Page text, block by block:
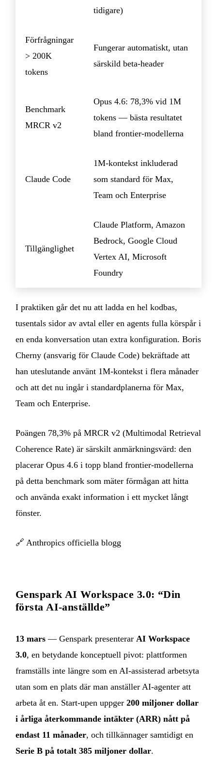
tidigare)
Förfrågningar
> 200K
tokens
Fungerar automatiskt, utan
särskild beta‑header
Benchmark
MRCR v2
Opus 4.6: 78,3% vid 1M
tokens — bästa resultatet
bland frontier‑modellerna
Claude Code
1M‑kontekst inkluderad
som standard för Max,
Team och Enterprise
Tillgänglighet
Claude Platform, Amazon
Bedrock, Google Cloud
Vertex AI, Microsoft
Foundry
I praktiken går det nu att ladda en hel kodbas,
tusentals sidor av avtal eller en agents fulla körspår i
en enda konversation utan extra konfiguration. Boris
Cherny (ansvarig för Claude Code) bekräftade att
han uteslutande använt 1M‑kontekst i flera månader
och att det nu ingår i standardplanerna för Max,
Team och Enterprise.
Poängen 78,3% på MRCR v2 (Multimodal Retrieval
Coherence Rate) är särskilt anmärkningsvärd: den
placerar Opus 4.6 i topp bland frontier‑modellerna
på detta benchmark som mäter förmågan att hitta
och använda exakt information i ett mycket långt
fönster.
🔗 Anthropics officiella blogg
Genspark AI Workspace 3.0: “Din
första AI‑anställde”
13 mars — Genspark presenterar AI Workspace
3.0, en betydande konceptuell pivot: plattformen
framställs inte längre som en AI‑assisterad arbetsyta
utan som en plats där man anställer AI‑agenter att
arbeta åt en. Start‑upen uppger 200 miljoner dollar
i årliga återkommande intäkter (ARR) nått på
endast 11 månader, och tillkännager samtidigt en
Serie B på totalt 385 miljoner dollar.